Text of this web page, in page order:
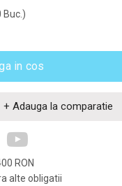
Buc.)
in cos
+ Adauga la comparatie
RON
alte obligatii